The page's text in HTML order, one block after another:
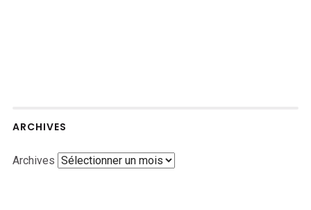
ARCHIVES
Archives